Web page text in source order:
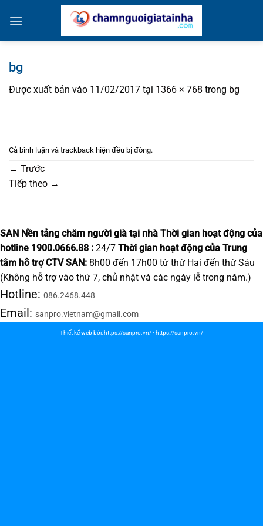
qua
bg
Được xuất bản vào 11/02/2017 tại 1366 × 768 trong bg
Cả bình luận và trackback hiện đều bị đóng.
← Trước
Tiếp theo →
SAN Nền tảng chăm người già tại nhà Thời gian hoạt động của
hotline 1900.0666.88 : 24/7 Thời gian hoạt động của Trung
tâm hỗ trợ CTV SAN: 8h00 đến 17h00 từ thứ Hai đến thứ Sáu
(Không hỗ trợ vào thứ 7, chủ nhật và các ngày lễ trong năm.)
Hotline: 086.2468.448
Email: sanpro.vietnam@gmail.com
Thiết kế web bởi: https://sanpro.vn/- https://sanpro.vn/